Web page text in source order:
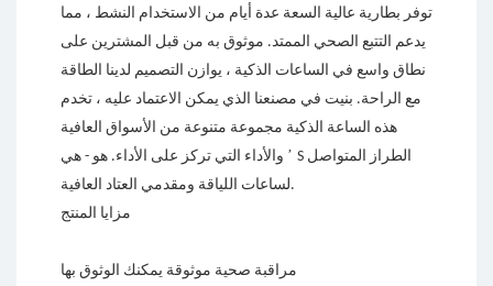
توفر بطارية عالية السعة عدة أيام من الاستخدام النشط ، مما
يدعم التتبع الصحي الممتد. موثوق به من قبل المشترين على
نطاق واسع في الساعات الذكية ، يوازن التصميم لدينا الطاقة
مع الراحة. بنيت في مصنعنا الذي يمكن الاعتماد عليه ، تخدم
هذه الساعة الذكية مجموعة متنوعة من الأسواق العافية
’ S الطراز المتواصل
لساعات اللياقة ومقدمي العتاد العافية.
مزايا المنتج
مراقبة صحية موثوقة يمكنك الوثوق بها